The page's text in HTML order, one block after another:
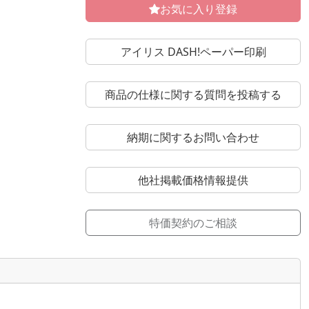
お気に入り登録
アイリス DASH!ペーパー印刷
商品の仕様に関する質問を投稿する
納期に関するお問い合わせ
他社掲載価格情報提供
特価契約のご相談